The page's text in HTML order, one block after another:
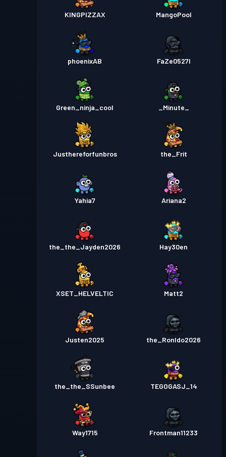
KINGPIZZAX MangoPool
phoenixAB FaZe0527l
Green_ninja_cool _Minute_
Justhereforfunbros the_Frit
Yahia7 Ariana2
the_the_Jayden2026 Hay30en
XSET_HELVELTIC Matt2
Justen2025 the_Ronldo2026
the_the_SSunbee TEGOGASJ_14
Way1715 Frontman11233